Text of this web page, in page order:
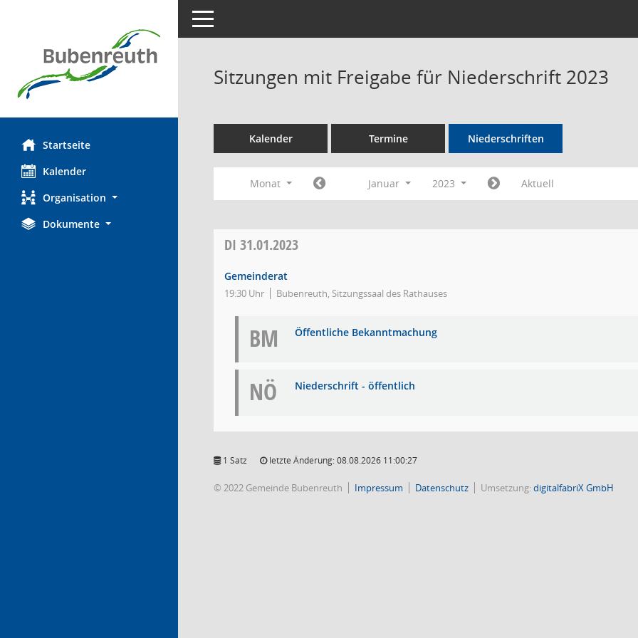
Startseite
Kalender
Organisation
Dokumente
Toggle navigation
Sitzungen mit Freigabe für Niederschrift 2023
Kalender Termine Niederschriften
Monat Januar 2023 Aktuell
DI 31.01.2023
Gemeinderat
19:30 Uhr Bubenreuth, Sitzungssaal des Rathauses
BM Öffentliche Bekanntmachung
NÖ Niederschrift - öffentlich
1 Satz letzte Änderung: 08.08.2026 11:00:27
© 2022 Gemeinde Bubenreuth Impressum Datenschutz Umsetzung:digitalfabriX GmbH